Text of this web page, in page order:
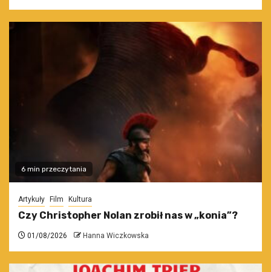
6 min przeczytania
Artykuły Film Kultura
Czy Christopher Nolan zrobił nas w „konia”?
01/08/2026 Hanna Wiczkowska